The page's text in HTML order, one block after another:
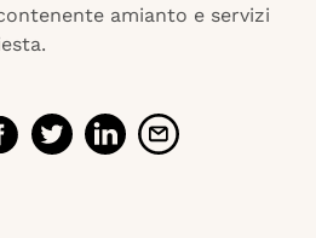
amianto e servizi